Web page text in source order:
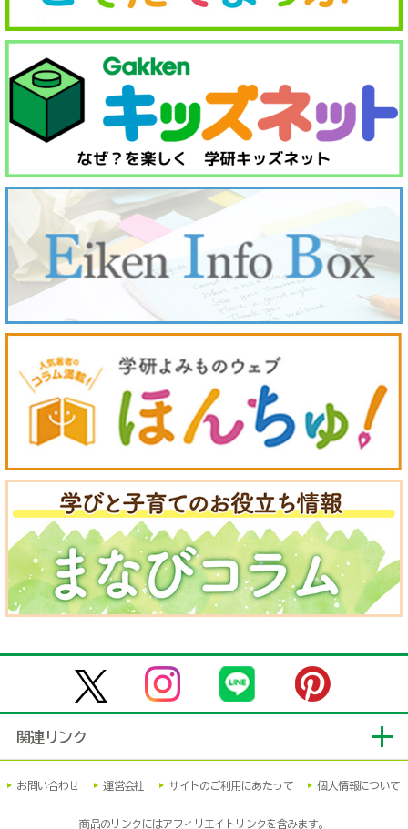
関連リンク
お問い合わせ 運営会社 サイトのご利用にあたって 個人情報について
商品のリンクにはアフィリエイトリンクを含みます。